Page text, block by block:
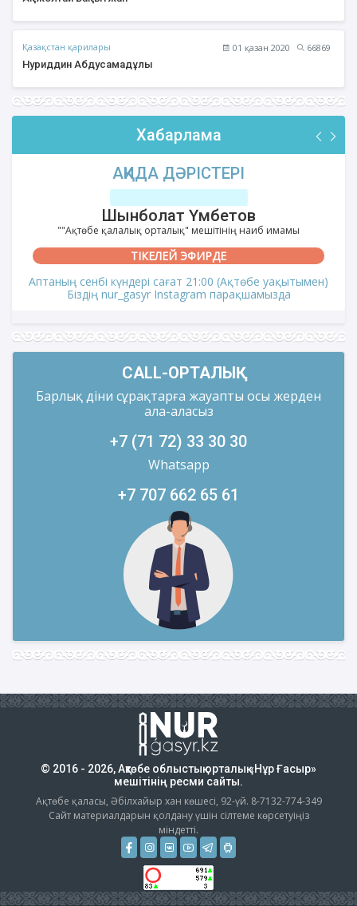
Қазақстан қарилары 01 қазан 2020
66869
Нуриддин Абдусамадұлы
Хабарлама
АҚИДА ДӘРІСТЕРІ
Шынболат Үмбетов
""Ақтөбе қалалық орталық" мешітінің наиб имамы
ТІКЕЛЕЙ ЭФИРДЕ
Аптаның сенбі күндері сағат 21:00 (Ақтөбе уақытымен)
Біздің nur_gasyr Instagram парақшамызда
CALL-ОРТАЛЫҚ
Барлық діни сұрақтарға жауапты осы жерден
ала-аласыз
+7 (71 72) 33 30 30
Whatsapp
+7 707 662 65 61
© 2016 - 2026, Ақтөбе облыстық орталық «Нұр Ғасыр»
мешітінің ресми сайты.
Ақтөбе қаласы, Әбілхайыр хан көшесі, 92-үй. 8-7132-774-349
Сайт материалдарын қолдану үшін сілтеме көрсетуіңіз
міндетті.